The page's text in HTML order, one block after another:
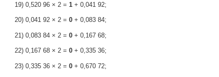
19) 0,520 96 × 2 = 1+ 0,041 92;
20) 0,041 92 × 2 = 0+ 0,083 84;
21) 0,083 84 × 2 = 0+ 0,167 68;
22) 0,167 68 × 2 = 0+ 0,335 36;
23) 0,335 36 × 2 = 0+ 0,670 72;